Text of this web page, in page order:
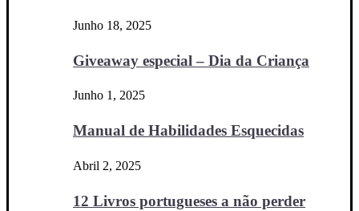
Junho 18, 2025
Giveaway especial – Dia da Criança
Junho 1, 2025
Manual de Habilidades Esquecidas
Abril 2, 2025
12 Livros portugueses a não perder